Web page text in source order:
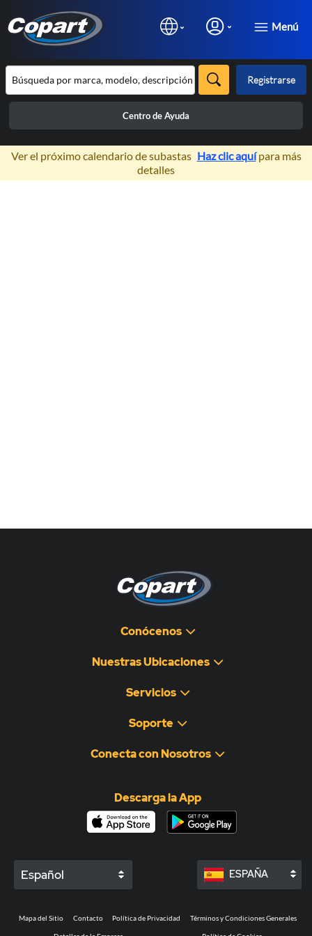
Menú
Registrarse
Centro de Ayuda
×
Ver el próximo calendario de subastas Haz clic aquípara más
detalles
Conócenos
Nuestras Ubicaciones
Servicios
Soporte
Conecta con Nosotros
Descarga la App
Español ESPAÑA
Mapa del Sitio Contacto Política de Privacidad Términos y Condiciones Generales